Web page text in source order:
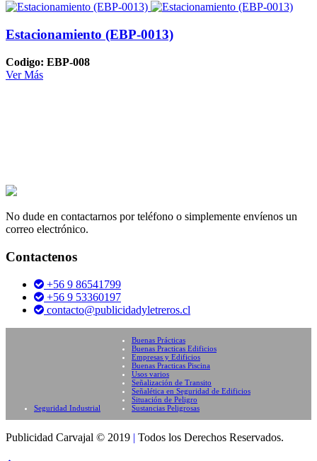
Estacionamiento (EBP-0013)
Codigo: EBP-008
Ver Más
No dude en contactarnos por teléfono o simplemente envíenos un
correo electrónico.
Contactenos
+56 9 86541799
+56 9 53360197
contacto@publicidadyletreros.cl
Seguridad Industrial
Buenas Prácticas
Buenas Practicas Edificios
Empresas y Edificios
Buenas Practicas Piscina
Usos varios
Señalización de Transito
Señalética en Seguridad de Edificios
Situación de Peligro
Sustancias Peligrosas
Publicidad Carvajal © 2019 | Todos los Derechos Reservados.